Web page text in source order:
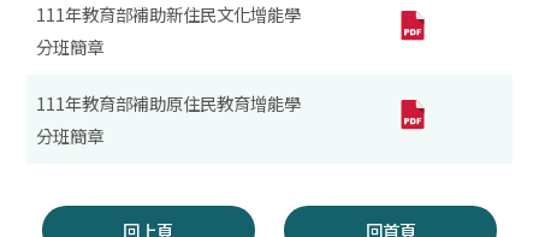
111年教育部補助新住民文化增能學
分班簡章
111年教育部補助原住民教育增能學
分班簡章
回上頁 回首頁